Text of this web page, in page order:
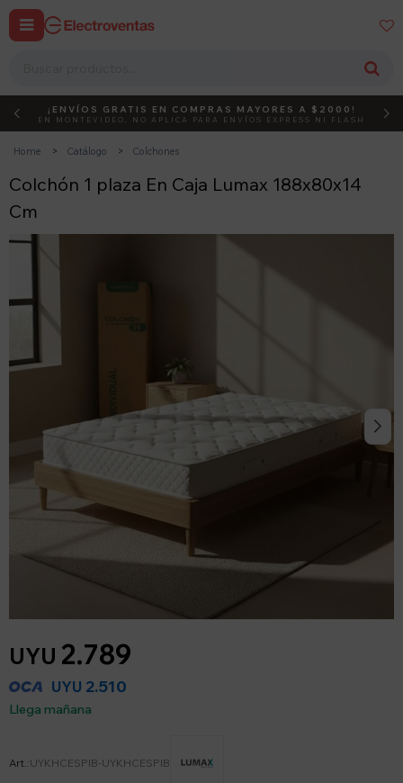
 
DEBUT ACTIVÁ EL CÓDIGO
¡ENVÍOS GRATIS EN COMPRAS MAYORES A $2000!
EN MONTEVIDEO, NO APLICA PARA ENVÍOS EXPRESS NI FLASH
Home Catálogo Colchones
Colchón 1 plaza En Caja Lumax 188x80x14
Cm
UYU 2.789
UYU 2.510
Llega mañana
UYKHCESPIB-UYKHCESPIB